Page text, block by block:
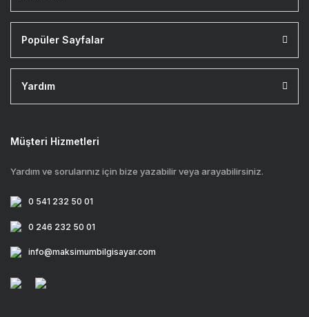
Popüler Sayfalar
Yardım
Müşteri Hizmetleri
Yardım ve sorularınız için bize yazabilir veya arayabilirsiniz.
0 541 232 50 01
0 246 232 50 01
info@maksimumbilgisayar.com